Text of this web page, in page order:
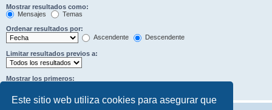
Este sitio web utiliza cookies para asegurar que
Mostrar resultados como:
Mensajes
Temas
Ordenar resultados por:
Ascendente
Descendente
Limitar resultados previos a:
Mostrar los primeros: